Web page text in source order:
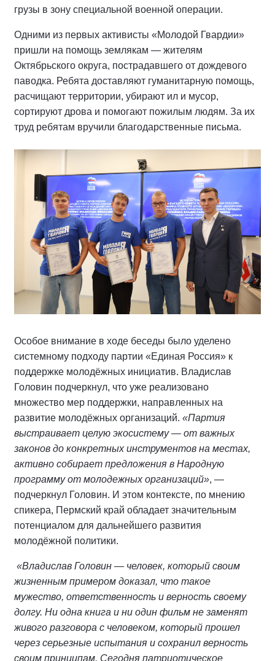
грузы в зону специальной военной операции.
Одними из первых активисты «Молодой Гвардии»
пришли на помощь землякам — жителям
Октябрьского округа, пострадавшего от дождевого
паводка. Ребята доставляют гуманитарную помощь,
расчищают территории, убирают ил и мусор,
сортируют дрова и помогают пожилым людям. За их
труд ребятам вручили благодарственные письма.
Особое внимание в ходе беседы было уделено
системному подходу партии «Единая Россия» к
поддержке молодёжных инициатив. Владислав
Головин подчеркнул, что уже реализовано
множество мер поддержки, направленных на
развитие молодёжных организаций. «Партия
выстраивает целую экосистему — от важных
законов до конкретных инструментов на местах,
активно собирает предложения в Народную
программу от молодежных организаций», —
подчеркнул Головин. И этом контексте, по мнению
спикера, Пермский край обладает значительным
потенциалом для дальнейшего развития
молодёжной политики.
«Владислав Головин — человек, который своим
жизненным примером доказал, что такое
мужество, ответственность и верность своему
долгу. Ни одна книга и ни один фильм не заменят
живого разговора с человеком, который прошел
через серьезные испытания и сохранил верность
своим принципам. Сегодня патриотическое